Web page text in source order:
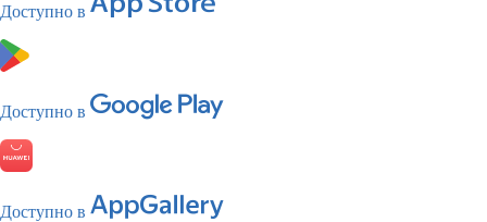
Доступно в
Доступно в
Доступно в